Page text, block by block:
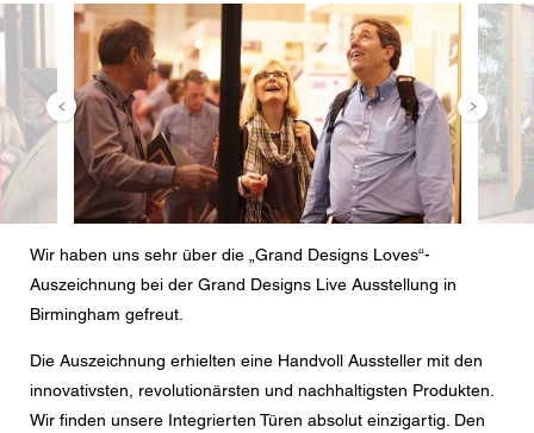
Bild Bild
Wir haben uns sehr über die „Grand Designs Loves“-
Auszeichnung bei der Grand Designs Live Ausstellung in
Birmingham gefreut.
Die Auszeichnung erhielten eine Handvoll Aussteller mit den
innovativsten, revolutionärsten und nachhaltigsten Produkten.
Wir finden unsere Integrierten Türen absolut einzigartig. Den
Land
Postleitzahl
Sie sind
Nachricht